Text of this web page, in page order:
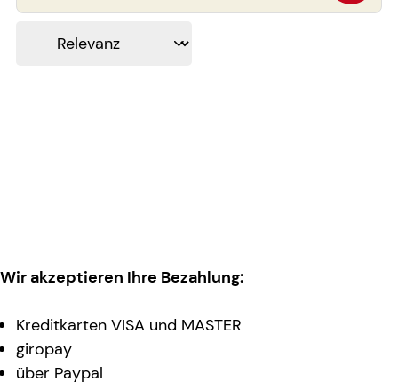
Wir akzeptieren Ihre Bezahlung:
Kreditkarten VISA und MASTER
giropay
über Paypal